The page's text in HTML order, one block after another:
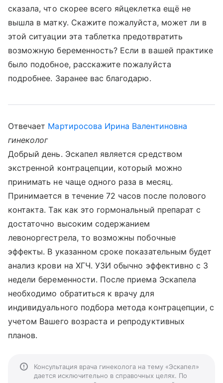
сказала, что скорее всего яйцеклетка ещё не
вышла в матку. Скажите пожалуйста, может ли в
этой ситуации эта таблетка предотвратить
возможную беременность? Если в вашей практике
было подобное, расскажите пожалуйста
подробнее. Заранее вас благодарю.
Отвечает Мартиросова Ирина Валентиновна
гинеколог
Добрый день. Эскапел является средством
экстренной контрацепции, который можно
принимать не чаще одного раза в месяц.
Принимается в течение 72 часов после полового
контакта. Так как это гормональный препарат с
достаточно высоким содержанием
левоноргестрела, то возможны побочные
эффекты. В указанном сроке показательным будет
анализ крови на ХГЧ. УЗИ обычно эффективно с 3
недели беременности. После приема Эскапела
необходимо обратиться к врачу для
индивидуального подбора метода контрацепции, с
учетом Вашего возраста и репродуктивных
планов.
Консультация врача гинеколога на тему «Эскапел»
дается исключительно в справочных целях. По